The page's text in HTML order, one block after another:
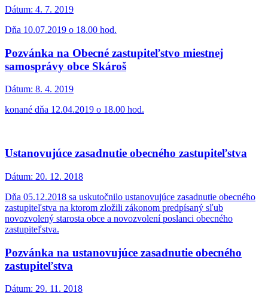
Dátum: 4. 7. 2019
Dňa 10.07.2019 o 18.00 hod.
Pozvánka na Obecné zastupiteľstvo miestnej
samosprávy obce Skároš
Dátum: 8. 4. 2019
konané dňa 12.04.2019 o 18.00 hod.
Ustanovujúce zasadnutie obecného zastupiteľstva
Dátum: 20. 12. 2018
Dňa 05.12.2018 sa uskutočnilo ustanovujúce zasadnutie obecného
zastupiteľstva na ktorom zložili zákonom predpísaný sľub
novozvolený starosta obce a novozvolení poslanci obecného
zastupiteľstva.
Pozvánka na ustanovujúce zasadnutie obecného
zastupiteľstva
Dátum: 29. 11. 2018